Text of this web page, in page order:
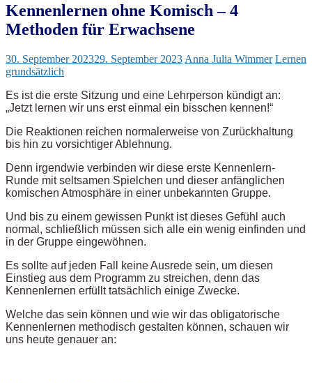
Kennenlernen ohne Komisch – 4
Methoden für Erwachsene
30. September 202329. September 2023 Anna Julia Wimmer Lernen
grundsätzlich
Es ist die erste Sitzung und eine Lehrperson kündigt an:
„Jetzt lernen wir uns erst einmal ein bisschen kennen!“
Die Reaktionen reichen normalerweise von Zurückhaltung
bis hin zu vorsichtiger Ablehnung.
Denn irgendwie verbinden wir diese erste Kennenlern-
Runde mit seltsamen Spielchen und dieser anfänglichen
komischen Atmosphäre in einer unbekannten Gruppe.
Und bis zu einem gewissen Punkt ist dieses Gefühl auch
normal, schließlich müssen sich alle ein wenig einfinden und
in der Gruppe eingewöhnen.
Es sollte auf jeden Fall keine Ausrede sein, um diesen
Einstieg aus dem Programm zu streichen, denn das
Kennenlernen erfüllt tatsächlich einige Zwecke.
Welche das sein können und wie wir das obligatorische
Kennenlernen methodisch gestalten können, schauen wir
uns heute genauer an: